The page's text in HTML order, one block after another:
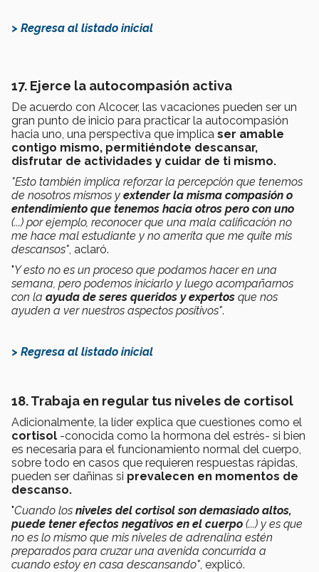
> Regresa al listado inicial
17. Ejerce la autocompasión activa
De acuerdo con Alcocer, las vacaciones pueden ser un
gran punto de inicio para practicar la autocompasión
hacia uno, una perspectiva que implica ser amable
contigo mismo, permitiéndote descansar,
disfrutar de actividades y cuidar de ti mismo.
"Esto también implica reforzar la percepción que tenemos
de nosotros mismos y extender la misma compasión o
entendimiento que tenemos hacia otros pero con uno
(...) por ejemplo, reconocer que una mala calificación no
me hace mal estudiante y no amerita que me quite mis
descansos" , aclaró.
"Y esto no es un proceso que podamos hacer en una
semana, pero podemos iniciarlo y luego acompañarnos
con la ayuda de seres queridos y expertos que nos
ayuden a ver nuestros aspectos positivos".
> Regresa al listado inicial
18. Trabaja en regular tus niveles de cortisol
Adicionalmente, la líder explica que cuestiones como el
cortisol -conocida como la hormona del estrés- si bien
es necesaria para el funcionamiento normal del cuerpo,
sobre todo en casos que requieren respuestas rápidas,
pueden ser dañinas si prevalecen en momentos de
descanso.
"Cuando los niveles del cortisol son demasiado altos,
puede tener efectos negativos en el cuerpo (...) y es que
no es lo mismo que mis niveles de adrenalina estén
preparados para cruzar una avenida concurrida a
cuando estoy en casa descansando" , explicó.